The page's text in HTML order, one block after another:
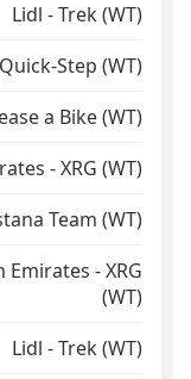
Lidl - Trek (WT)
Step (WT)
a Bike (WT)
- XRG (WT)
Team (WT)
Emirates - XRG
(WT)
Lidl - Trek (WT)